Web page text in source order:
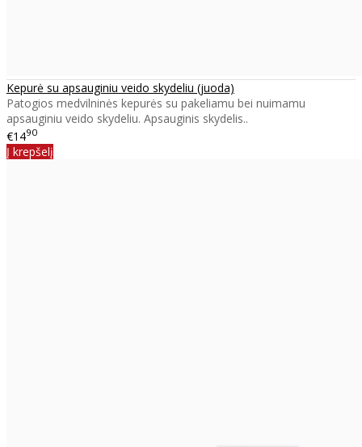
Kepurė su apsauginiu veido skydeliu (juoda)
Patogios medvilninės kepurės su pakeliamu bei nuimamu
apsauginiu veido skydeliu. Apsauginis skydelis..
€1490
Į krepšelį